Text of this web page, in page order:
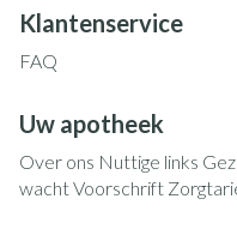
Klantenservice
FAQ
Uw apotheek
Over ons Nuttige links
wachtVoorschrift